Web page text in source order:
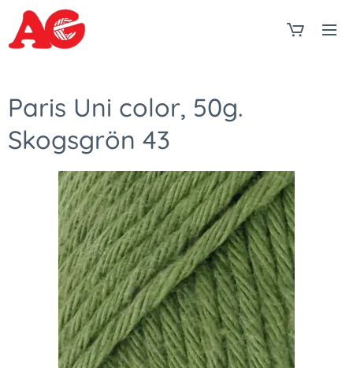
Paris Uni color, 50g.
Skogsgrön 43